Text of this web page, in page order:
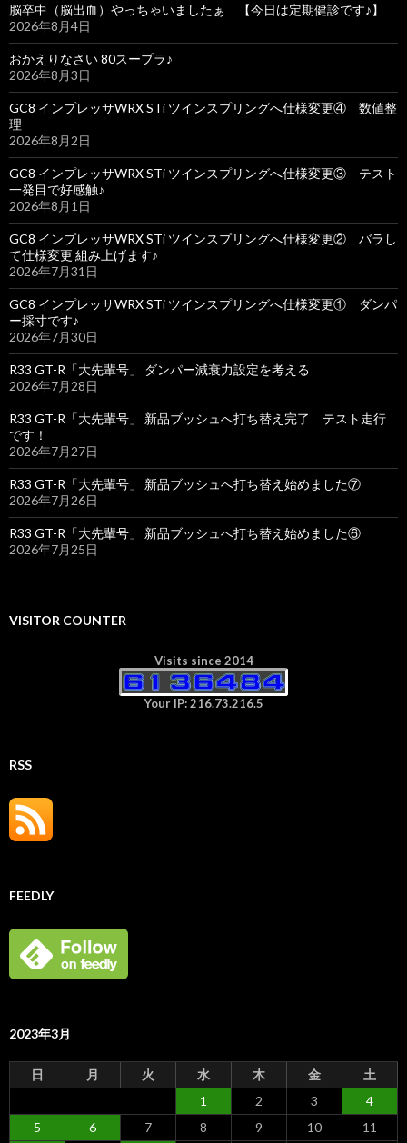
脳卒中（脳出血）やっちゃいましたぁ 【今日は定期健診です♪】
2026年8月4日
おかえりなさい 80スープラ♪
2026年8月3日
GC8 インプレッサWRX STi ツインスプリングへ仕様変更④ 数値整
理
2026年8月2日
GC8 インプレッサWRX STi ツインスプリングへ仕様変更③ テスト
一発目で好感触♪
2026年8月1日
GC8 インプレッサWRX STi ツインスプリングへ仕様変更② バラし
て仕様変更 組み上げます♪
2026年7月31日
GC8 インプレッサWRX STi ツインスプリングへ仕様変更① ダンパ
ー採寸です♪
2026年7月30日
R33 GT-R「大先輩号」 ダンパー減衰力設定を考える
2026年7月28日
R33 GT-R「大先輩号」 新品ブッシュへ打ち替え完了 テスト走行
です！
2026年7月27日
R33 GT-R「大先輩号」 新品ブッシュへ打ち替え始めました⑦
2026年7月26日
R33 GT-R「大先輩号」 新品ブッシュへ打ち替え始めました⑥
2026年7月25日
VISITOR COUNTER
Visits since 2014
Your IP: 216.73.216.5
RSS
FEEDLY
2023年3月
日 月 火 水 木 金 土
1 2 3
4
5
6 7 8 9 10
11